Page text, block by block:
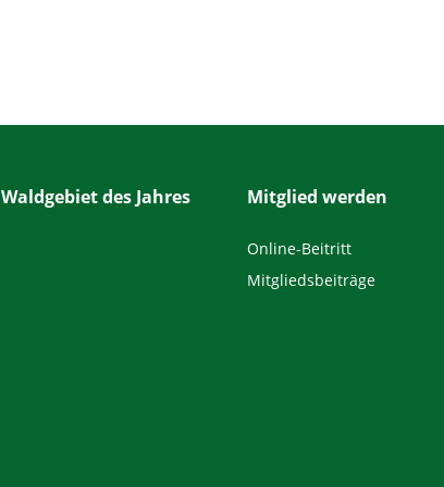
Waldgebiet des Jahres Mitglied werden
Online-Beitritt
Mitgliedsbeiträge